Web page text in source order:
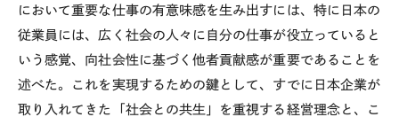
において重要な仕事の有意味感を生み出すには、特に日本の
従業員には、広く社会の人々に自分の仕事が役立っていると
いう感覚、向社会性に基づく他者貢献感が重要であることを
述べた。これを実現するための鍵として、すでに日本企業が
取り入れてきた「社会との共生」を重視する経営理念と、こ